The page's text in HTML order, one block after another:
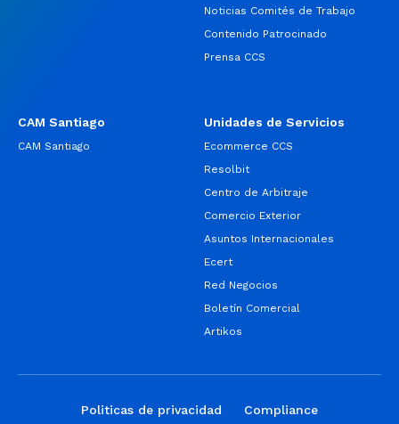
Noticias Comités de Trabajo
Contenido Patrocinado
Prensa CCS
CAM Santiago
CAM Santiago
Unidades de Servicios
Ecommerce CCS
Resolbit
Centro de Arbitraje
Comercio Exterior
Asuntos Internacionales
Ecert
Red Negocios
Boletín Comercial
Artikos
Politicas de privacidad Compliance